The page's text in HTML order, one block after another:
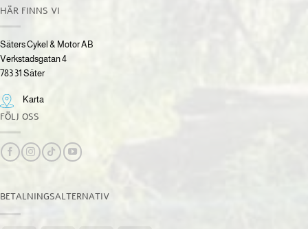
HÄR FINNS VI
Säters Cykel & Motor AB
Verkstadsgatan 4
783 31 Säter
Karta
FÖLJ OSS
BETALNINGSALTERNATIV